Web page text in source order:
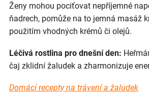
Ženy mohou pociťovat nepříjemné
ňadrech, pomůže na to jemná masáž
použitím vhodných krémů či olejů.
Léčivá rostlina pro dnešní den:
čaj zklidní žaludek a zharmonizuje
Domácí recepty na trávení a žaludek